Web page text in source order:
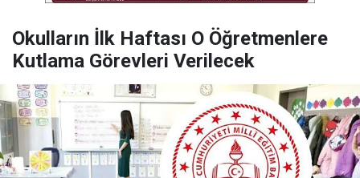
Okulların İlk Haftası O Öğretmenlere
Kutlama Görevleri Verilecek